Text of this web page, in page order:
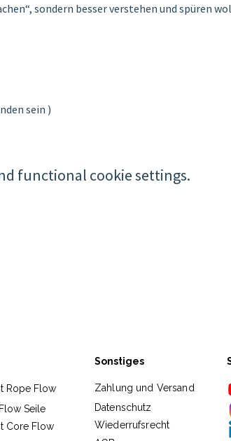
sondern besser verstehen und spüren
sein )
functional cookie settings.
Rope Flow
Seile
Core Flow
Sonstiges
Zahlung und Versand
Datenschutz
Wiederrufsrecht